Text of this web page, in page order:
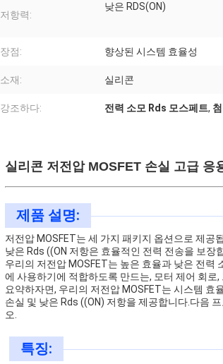
저항력:
낮은 RDS(ON)
장점: 향상된 시스템 효율성
소재: 실리콘
강조하다: 전력 소모 Rds 모스페트,
실리콘 저전압 MOSFET 손실 고급 응
제품 설명:
저전압 MOSFET는 세 가지 패키지 옵션으로 제공
낮은 Rds ((ON 저항은 효율적인 전력 전송을 보장
우리의 저전압 MOSFET는 높은 효율과 낮은 전
에 사용하기에 적합하도록 만드는, 모터 제어 회
요약하자면, 우리의 저전압 MOSFET는 시스템 효
손실 및 낮은 Rds ((ON) 저항을 제공합니다.다음
오.
특징: